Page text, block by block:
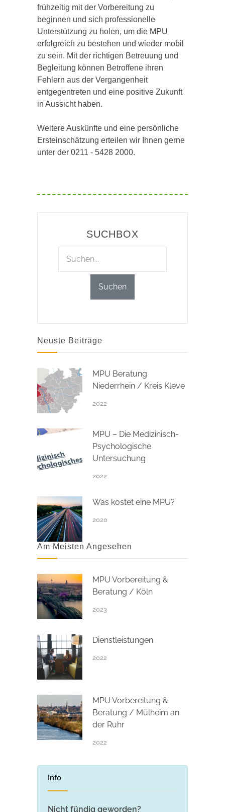
frühzeitig mit der Vorbereitung zu
beginnen und sich professionelle
Unterstützung zu holen, um die MPU
erfolgreich zu bestehen und wieder mobil
zu sein. Mit der richtigen Betreuung und
Begleitung können Betroffene ihren
Fehlern aus der Vergangenheit
entgegentreten und eine positive Zukunft
in Aussicht haben.
Weitere Auskünfte und eine persönliche
Ersteinschätzung erteilen wir Ihnen gerne
unter der 0211 - 5428 2000.
SUCHBOX
Neuste Beiträge
MPU Beratung
Niederrhein / Kreis Kleve
2022
MPU – Die Medizinisch-
Psychologische
Untersuchung
2022
Was kostet eine MPU?
2020
Am Meisten Angesehen
MPU Vorbereitung &
Beratung / Köln
2023
Dienstleistungen
2022
MPU Vorbereitung &
Beratung / Mülheim an
der Ruhr
2022
Info
Nicht fündig geworden?